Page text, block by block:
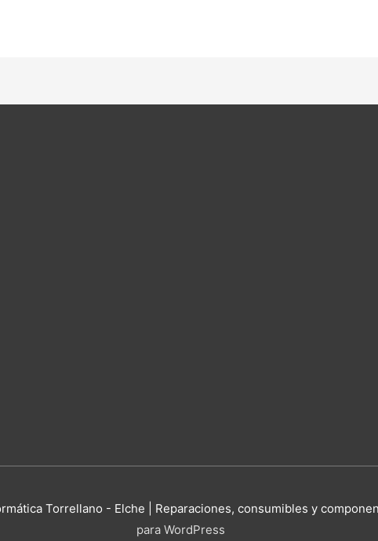
Torrellano - Elche | Reparaciones, consumibles y
para WordPress